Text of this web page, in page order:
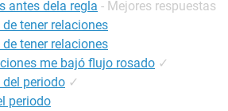
antes dela regla - Mejores respuestas
tener relaciones
tener relaciones
me bajó flujo rosado ✓
periodo ✓
periodo